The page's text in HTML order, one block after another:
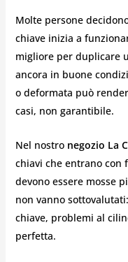
Molte persone
chiave inizia a
migliore per duplicare
ancora in buone
o deformata può
casi, non garantibile.
Nel nostro negozio La
chiavi che entrano con
devono essere mosse
non vanno
chiave, problemi al
perfetta.